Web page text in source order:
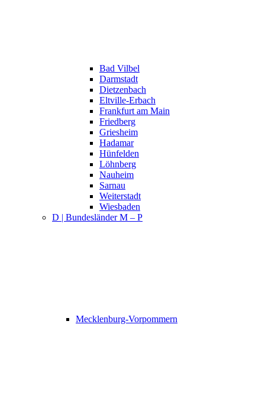
Bad Vilbel
Darmstadt
Dietzenbach
Eltville-Erbach
Frankfurt am Main
Friedberg
Griesheim
Hadamar
Hünfelden
Löhnberg
Nauheim
Sarnau
Weiterstadt
Wiesbaden
D | Bundesländer M – P
Mecklenburg-Vorpommern